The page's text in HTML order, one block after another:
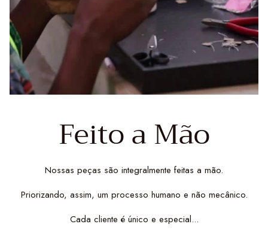
Feito a Mão
Nossas peças são integralmente feitas a mão.
Priorizando, assim, um processo humano e não mecânico.
Cada cliente é único e especial...